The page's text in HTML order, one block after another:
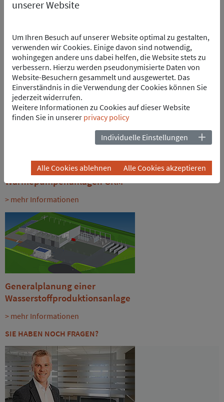
Generalplanungsleistungen über alle Phasen des Projekts
durch ganzheitliche, integrative Abwicklungen der
Verfahrens-/Anlagentechnik mit den INP-Fachbereichen
Elektro- und Leittechnik, TGA, Maschinen- und
Schweißtechnik sowie Bau- und Infrastruktur
REFERENZEN
Wärmepumpenanlagen GKM
> mehr Informationen
Generalplanung einer
Wasserstoffproduktionsanlage
> mehr Informationen
SIE HABEN NOCH FRAGEN?
unserer Website
Um Ihren Besuch auf unserer Website optimal zu gestalten,
verwenden wir Cookies. Einige davon sind notwendig,
wohingegen andere uns dabei helfen, die Website stets zu
verbessern. Hierzu werden pseudonymisierte Daten von
Website-Besuchern gesammelt und ausgewertet. Das
Einverständnis in die Verwendung der Cookies können Sie
jederzeit widerrufen.
Weitere Informationen zu Cookies auf dieser Website
finden Sie in unserer privacy policy
Individuelle Einstellungen
Alle Cookies ablehnen Alle Cookies akzeptieren